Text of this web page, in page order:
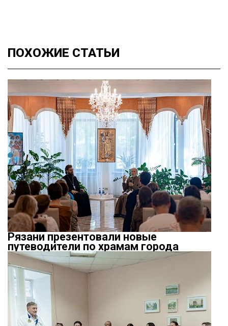
ПОХОЖИЕ СТАТЬИ
Рязани презентовали новые
путеводители по храмам города